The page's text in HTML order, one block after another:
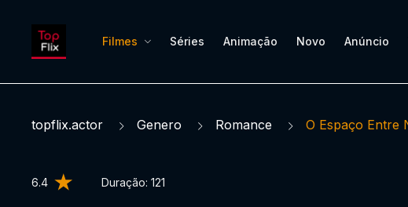
Filmes Séries Animação Novo Anúncio
topflix.actor Genero Romance O Espaço Entre
6.4 Duração: 121